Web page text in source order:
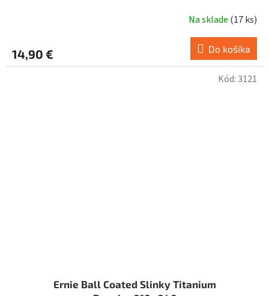
Na sklade (17 ks)
14,90 € Do košíka
Ernie Ball Coated Slinky Titanium
Kód: 3121